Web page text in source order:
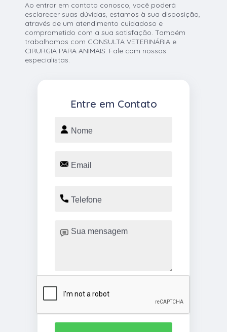
Ao entrar em contato conosco, você poderá
esclarecer suas dúvidas, estamos à sua disposição,
através de um atendimento cuidadoso e
comprometido com a sua satisfação. Também
trabalhamos com CONSULTA VETERINÁRIA e
CIRURGIA PARA ANIMAIS. Fale com nossos
especialistas.
Entre em Contato